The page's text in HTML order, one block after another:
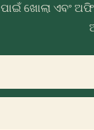
ଖୋଲା ଏବଂ